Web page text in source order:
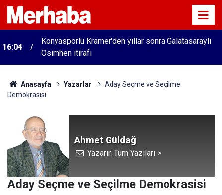
16:04
Konyasporlu Kramer'den yıllar sonra Galatasaraylı
Osimhen itirafı
Anasayfa Yazarlar
Aday Seçme ve Seçilme
Demokrasisi
Ahmet Güldağ
Yazarın Tüm Yazıları >
Aday Seçme ve Seçilme Demokrasisi